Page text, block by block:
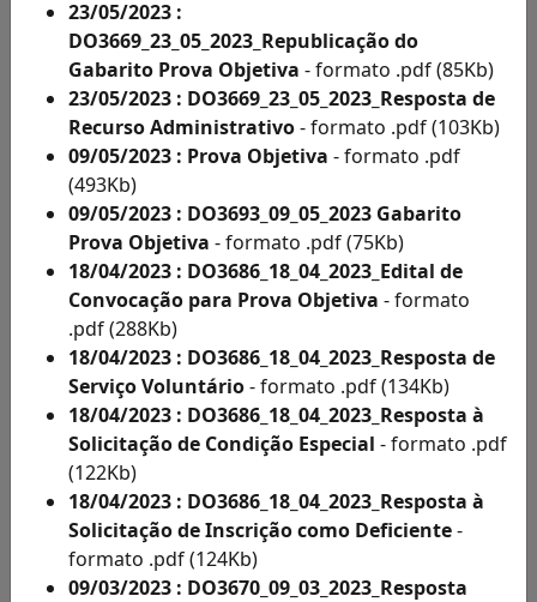
e
Inscritos
Como
Deficientes
por
Ano
Inscritos
Como
Deficientes
por
Ano
Solicitação
de
Condição
Especial
por
Ano
Como
fazer
inscrição
23/05/2023 :
DO3669_23_05_2023_Republicação do
Gabarito Prova Objetiva - formato .pdf (85Kb)
23/05/2023 : DO3669_23_05_2023_Resposta de
Recurso Administrativo- formato .pdf (103Kb)
09/05/2023 : Prova Objetiva - formato .pdf
(493Kb)
09/05/2023 : DO3693_09_05_2023 Gabarito
Prova Objetiva - formato .pdf (75Kb)
18/04/2023 : DO3686_18_04_2023_Edital de
Convocação para Prova Objetiva - formato
.pdf (288Kb)
18/04/2023 : DO3686_18_04_2023_Resposta de
Serviço Voluntário- formato .pdf (134Kb)
18/04/2023 : DO3686_18_04_2023_Resposta à
Solicitação de Condição Especial - formato .pdf
(122Kb)
18/04/2023 : DO3686_18_04_2023_Resposta à
Solicitação de Inscrição como Deficiente-
formato .pdf (124Kb)
09/03/2023 : DO3670_09_03_2023_Resposta